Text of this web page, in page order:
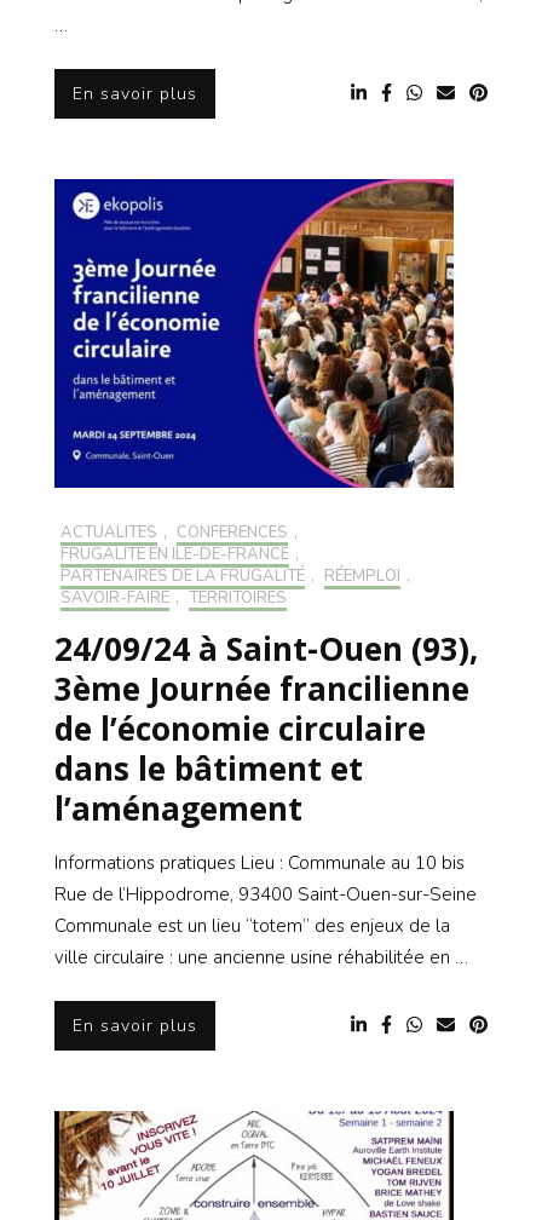
…
En savoir plus
ACTUALITÉS , CONFÉRENCES ,
FRUGALITÉ EN ILE-DE-FRANCE ,
PARTENAIRES DE LA FRUGALITÉ , RÉEMPLOI ,
SAVOIR-FAIRE , TERRITOIRES
24/09/24 à Saint-Ouen (93),
3ème Journée francilienne
de l’économie circulaire
dans le bâtiment et
l’aménagement
Informations pratiques Lieu : Communale au 10 bis
Rue de l’Hippodrome, 93400 Saint-Ouen-sur-Seine
Communale est un lieu “totem” des enjeux de la
ville circulaire : une ancienne usine réhabilitée en …
En savoir plus